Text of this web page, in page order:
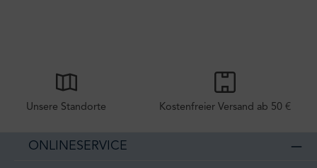
Unsere Standorte Kostenfreier Versand ab 50 €
ONLINESERVICE